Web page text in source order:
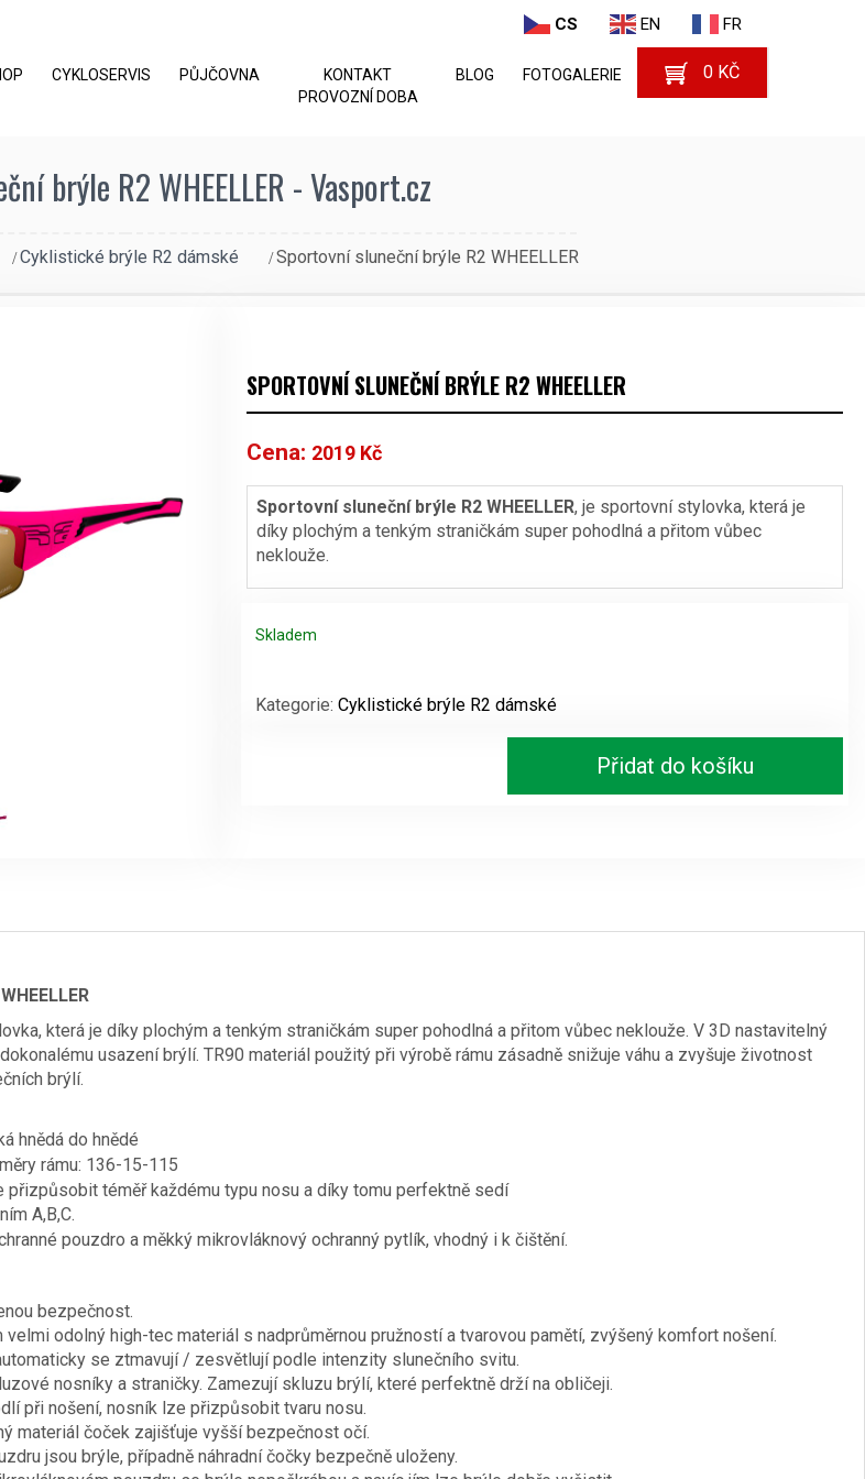
CS EN FR
CYKLOSERVIS PŮJČOVNA
KONTAKT
PROVOZNÍ DOBA
BLOG FOTOGALERIE 0 KČ
brýle R2 WHEELLER - Vasport.cz
Cyklistické brýle R2 dámské Sportovní sluneční brýle R2 WHEELLER
SPORTOVNÍ SLUNEČNÍ BRÝLE R2 WHEELLER
Cena: 2019 Kč
Sportovní sluneční brýle R2 WHEELLER, je sportovní stylovka, která je
díky plochým a tenkým straničkám super pohodlná a přitom vůbec
neklouže.
Skladem
sluneční
brýle
Kategorie: Cyklistické brýle R2 dámské
Přidat do košíku
která je díky plochým a tenkým straničkám super pohodlná a přitom vůbec neklouže. V 3D nastavitelný
usazení brýlí. TR90 materiál použitý při výrobě rámu zásadně snižuje váhu a zvyšuje životnost
brýlí.
hnědá do hnědé
rámu: 136-15-115
přizpůsobit téměř každému typu nosu a díky tomu perfektně sedí
A,B,C.
pouzdro a měkký mikrovláknový ochranný pytlík, vhodný i k čištění.
bezpečnost.
velmi odolný high-tec materiál s nadprůměrnou pružností a tvarovou pamětí, zvýšený komfort nošení.
se ztmavují / zesvětlují podle intenzity slunečního svitu.
nosníky a straničky. Zamezují skluzu brýlí, které perfektně drží na obličeji.
při nošení, nosník lze přizpůsobit tvaru nosu.
materiál čoček zajišťuje vyšší bezpečnost očí.
jsou brýle, případně náhradní čočky bezpečně uloženy.